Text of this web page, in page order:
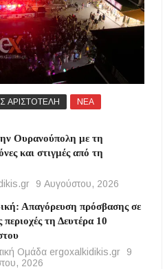
ΑΡΙΣΤΟΤΕΛΗ
ΝΕΑ
Ουρανούπολη με τη
και στιγμές από τη
9 Αυγούστου, 2026
Απαγόρευση πρόσβασης σε
περιοχές τη Δευτέρα 10
Ομάδα ergoxalkidikis.gr
9
2026